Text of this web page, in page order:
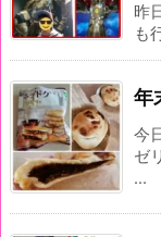
昨
も
年
今
ゼ
...